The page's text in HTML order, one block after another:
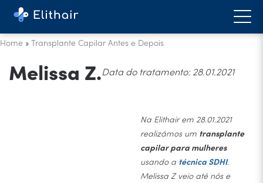
Home » Transplante Capilar Antes e Depois
Melissa Z.Data do tratamento: 28.01.2021
Na Elithair em 28.01.2021
realizámos um transplante
capilar para mulheres
usando a técnica SDHI.
Melissa Z veio até nós e